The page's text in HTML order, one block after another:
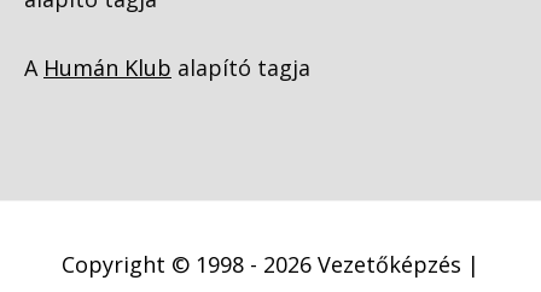
A Humán Klub alapító tagja
Copyright © 1998 - 2026 Vezetőképzés |